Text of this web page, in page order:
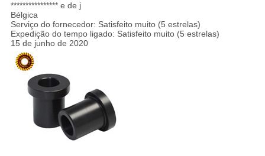
**************** e de j
Bélgica
Serviço do fornecedor: Satisfeito muito (5 estrelas)
Expedição do tempo ligado: Satisfeito muito (5 estrelas)
15 de junho de 2020